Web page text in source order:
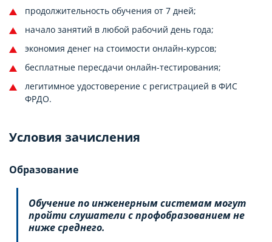
продолжительность обучения от 7 дней;
начало занятий в любой рабочий день года;
экономия денег на стоимости онлайн-курсов;
бесплатные пересдачи онлайн-тестирования;
легитимное удостоверение с регистрацией в ФИС
ФРДО.
Условия зачисления
Образование
Обучение по инженерным системам могут
пройти слушатели с профобразованием не
ниже среднего.